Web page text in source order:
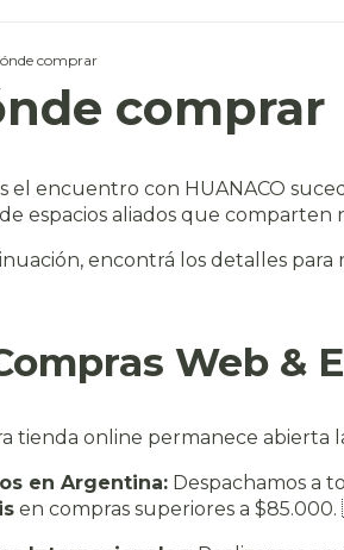
comprar
comprar
el encuentro con HUANACO
espacios aliados que
encontrá los detalles
Web &
tienda online permanece abierta
en Argentina: Despachamos a
en compras superiores a